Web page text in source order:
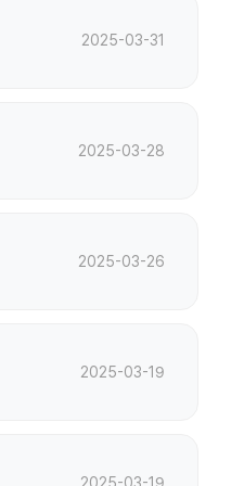
2025-03-31
2025-03-28
2025-03-26
2025-03-19
2025-03-19